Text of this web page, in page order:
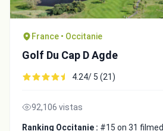
France • Occitanie
Golf Du Cap D Agde
4.24/ 5 (21)
92,106 vistas
Ranking Occitanie : #15 on 31